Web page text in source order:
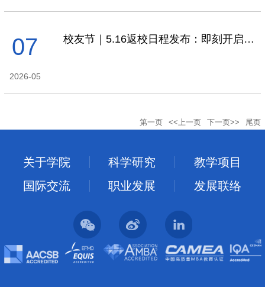
07
2026-05
校友节｜5.16返校日程发布：即刻开启回家的心情～
第一页 <<上一页 下一页>> 尾页
关于学院 科学研究
教学项目
国际交流
职业发展 发展联络